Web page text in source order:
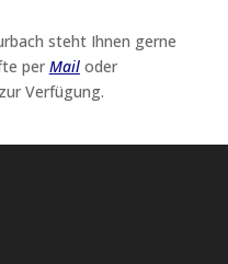
steht Ihnen gerne
per Mailoder
Verfügung.